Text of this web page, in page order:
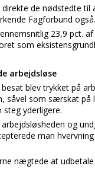
de nødstedte
Fagforbund også.
23,9 pct.
som
arbejdsløse
blev trykket på
såvel som særskat
steg yderligere.
og
man
nægtede at